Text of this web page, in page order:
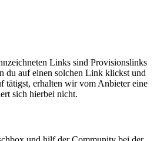
Links sind Provisionslinks
du auf einen solchen Link klickst und
tätigst, erhalten wir vom Anbieter eine
sich hierbei nicht.